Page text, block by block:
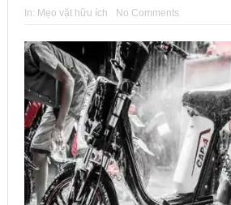
In: Mẹo vặt hữu ích No Comments